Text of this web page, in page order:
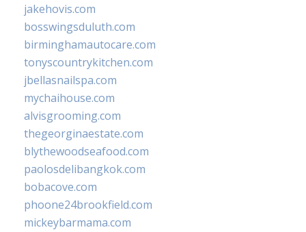
jakehovis.com
bosswingsduluth.com
birminghamautocare.com
tonyscountrykitchen.com
jbellasnailspa.com
mychaihouse.com
alvisgrooming.com
thegeorginaestate.com
blythewoodseafood.com
paolosdelibangkok.com
bobacove.com
phoone24brookfield.com
mickeybarmama.com